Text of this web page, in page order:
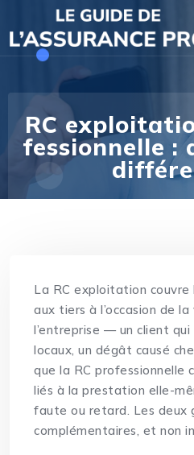
RC
fessionnelle
La RC exploitation couvre
aux tiers à l’occasion de
l’entreprise — un client qui
locaux, un dégât causé
que la RC professionnelle
liés à la prestation elle-
faute ou retard. Les deux
complémentaires, et non